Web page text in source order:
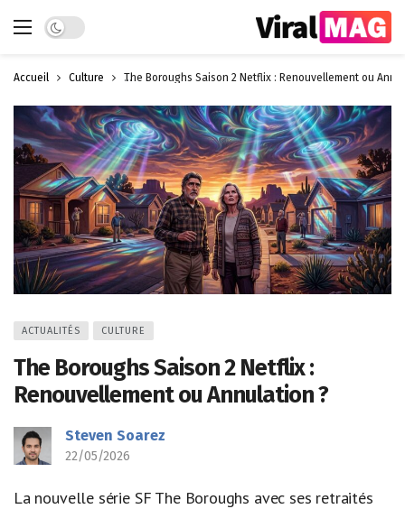
Dark mode
Accueil Culture The Boroughs Saison 2 Netflix : Renouvellement ou
ACTUALITÉS CULTURE
The Boroughs Saison 2 Netflix :
Renouvellement ou Annulation ?
Steven Soarez
22/05/2026
La nouvelle série SF The Boroughs avec ses retraités